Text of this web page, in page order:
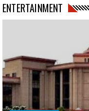
ENTERTAINMENT